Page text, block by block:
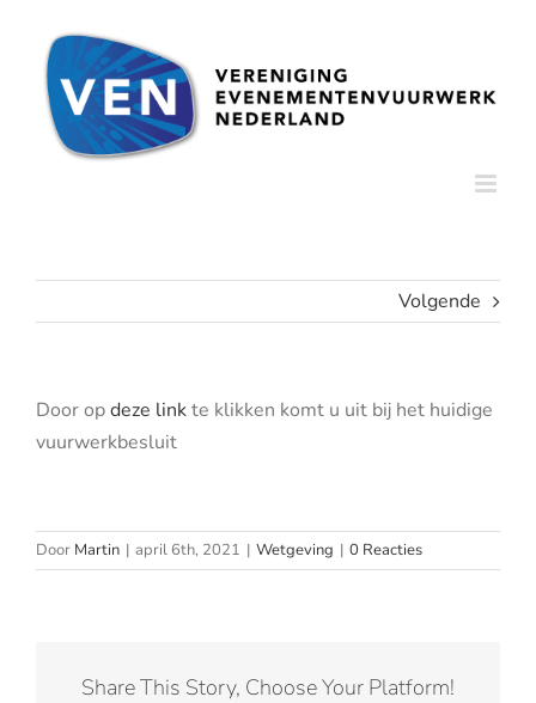
inhoud
Volgende
Door opdeze linkte klikken komt u uit bij het huidige
vuurwerkbesluit
Door Martin | april 6th, 2021 | Wetgeving | 0 Reacties
Share This Story, Choose Your Platform!